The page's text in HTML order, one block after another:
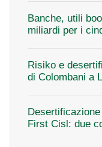
Banche, utili
miliardi per i
Risiko e
di Colombani a
First Cisl: due